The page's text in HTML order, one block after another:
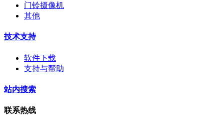
门铃摄像机
其他
技术支持
软件下载
支持与帮助
站内搜索
联系热线